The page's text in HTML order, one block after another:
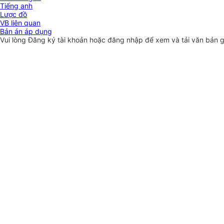
Tiếng anh
Lược đồ
VB liên quan
Bản án áp dụng
Vui lòngĐăng ký tài khoản hoặc đăng nhập để xem và tải văn bản